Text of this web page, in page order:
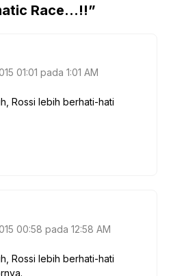
Race…!!”
01:01 pada 1:01 AM
Rossi lebih berhati-hati
00:58 pada 12:58 AM
Rossi lebih berhati-hati